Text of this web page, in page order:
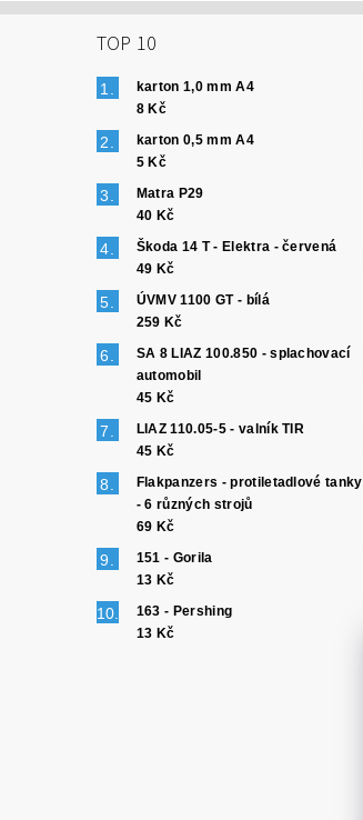
TOP 10
karton 1,0 mm A4
8 Kč
karton 0,5 mm A4
5 Kč
Matra P29
40 Kč
Škoda 14 T - Elektra - červená
49 Kč
ÚVMV 1100 GT - bílá
259 Kč
SA 8 LIAZ 100.850 - splachovací
automobil
45 Kč
LIAZ 110.05-5 - valník TIR
45 Kč
Flakpanzers - protiletadlové tanky
- 6 různých strojů
69 Kč
151 - Gorila
13 Kč
163 - Pershing
13 Kč